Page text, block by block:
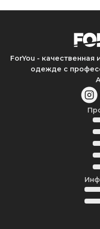
ForYou - качественная
одежде с